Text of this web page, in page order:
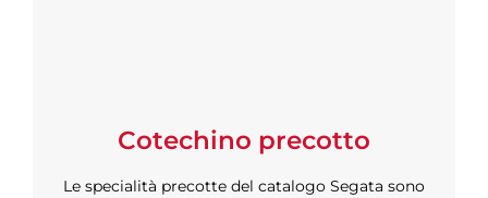
Cotechino precotto
Le specialità precotte del catalogo Segata sono